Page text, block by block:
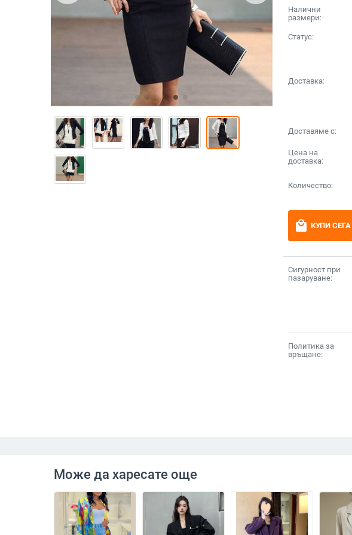
Налични
размери:
Статус:
Доставка:
Доставяме с:
Цена на
доставка:
Количество:
local_mall КУПИ СЕГА
Сигурност при
пазаруване:
Политика за
връщане:
Може да харесате още